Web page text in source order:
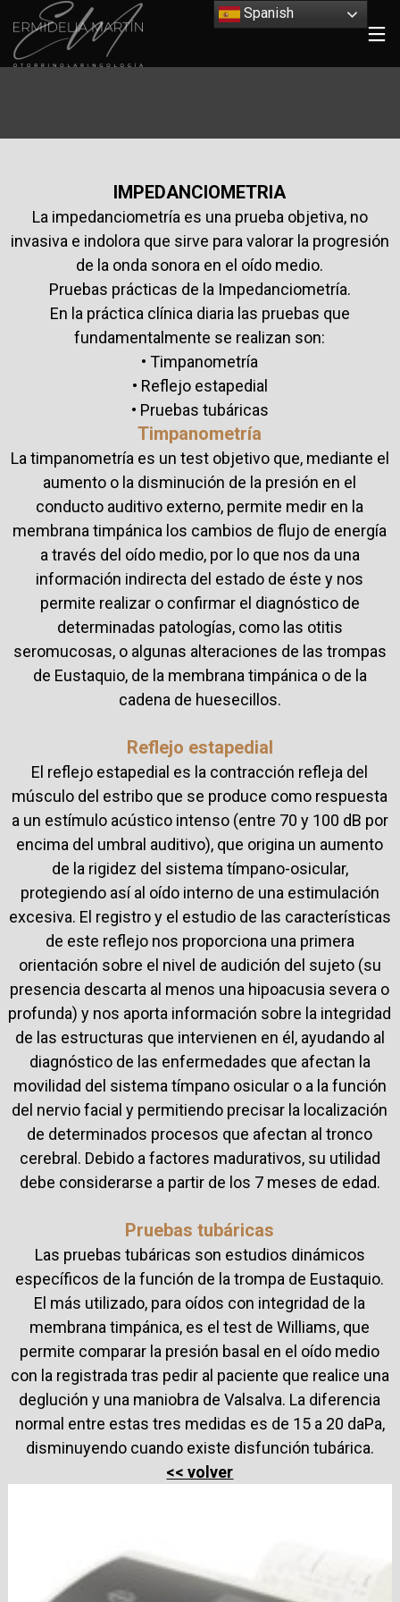
IMPEDANCIOMETRIA
La impedanciometría es una prueba objetiva, no
invasiva e indolora que sirve para valorar la progresión
de la onda sonora en el oído medio.
Pruebas prácticas de la Impedanciometría.
En la práctica clínica diaria las pruebas que
fundamentalmente se realizan son:
• Timpanometría
• Reflejo estapedial
• Pruebas tubáricas
Timpanometría
La timpanometría es un test objetivo que, mediante el
aumento o la disminución de la presión en el
conducto auditivo externo, permite medir en la
membrana timpánica los cambios de flujo de energía
a través del oído medio, por lo que nos da una
información indirecta del estado de éste y nos
permite realizar o confirmar el diagnóstico de
determinadas patologías, como las otitis
seromucosas, o algunas alteraciones de las trompas
de Eustaquio, de la membrana timpánica o de la
cadena de huesecillos.
Reflejo estapedial
El reflejo estapedial es la contracción refleja del
músculo del estribo que se produce como respuesta
a un estímulo acústico intenso (entre 70 y 100 dB por
encima del umbral auditivo), que origina un aumento
de la rigidez del sistema tímpano-osicular,
protegiendo así al oído interno de una estimulación
excesiva. El registro y el estudio de las características
de este reflejo nos proporciona una primera
orientación sobre el nivel de audición del sujeto (su
presencia descarta al menos una hipoacusia severa o
profunda) y nos aporta información sobre la integridad
de las estructuras que intervienen en él, ayudando al
diagnóstico de las enfermedades que afectan la
movilidad del sistema tímpano osicular o a la función
del nervio facial y permitiendo precisar la localización
de determinados procesos que afectan al tronco
cerebral. Debido a factores madurativos, su utilidad
debe considerarse a partir de los 7 meses de edad.
Pruebas tubáricas
Las pruebas tubáricas son estudios dinámicos
específicos de la función de la trompa de Eustaquio.
El más utilizado, para oídos con integridad de la
membrana timpánica, es el test de Williams, que
permite comparar la presión basal en el oído medio
con la registrada tras pedir al paciente que realice una
deglución y una maniobra de Valsalva. La diferencia
normal entre estas tres medidas es de 15 a 20 daPa,
disminuyendo cuando existe disfunción tubárica.
<< volver
Spanish